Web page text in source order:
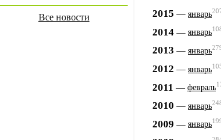
Все новости 2015 — январь
2014 — январь
2013 — январь
2012 — январь
2011 — февраль
2010 — январь
2009 — январь